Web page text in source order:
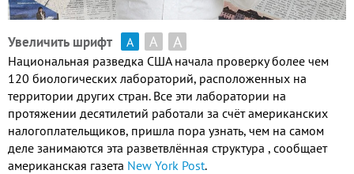
Увеличить шрифт А А А
Национальная разведка США начала проверку более чем
120 биологических лабораторий, расположенных на
территории других стран. Все эти лаборатории на
протяжении десятилетий работали за счёт американских
налогоплательщиков, пришла пора узнать, чем на самом
деле занимаются эта разветвлённая структура , сообщает
американская газета New York Post.